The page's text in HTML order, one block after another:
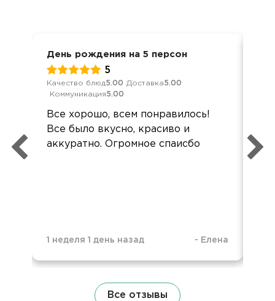
День рождения на 5 персон
5
Качество блюд5.00 Доставка5.00
Коммуникация5.00
Все хорошо, всем понравилось!
Все было вкусно, красиво и
аккуратно. Огромное спаисбо
1 неделя 1 день назад - Елена
Все отзывы